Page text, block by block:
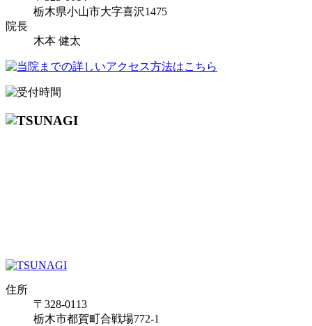
栃木県小山市大字喜沢1475
院長
木本 健太
住所
〒328-0113
栃木市都賀町合戦場772-1